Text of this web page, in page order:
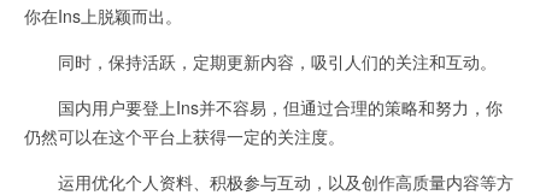
你在Ins上脱颖而出。
同时，保持活跃，定期更新内容，吸引人们的关注和互动。
国内用户要登上Ins并不容易，但通过合理的策略和努力，你
仍然可以在这个平台上获得一定的关注度。
运用优化个人资料、积极参与互动，以及创作高质量内容等方